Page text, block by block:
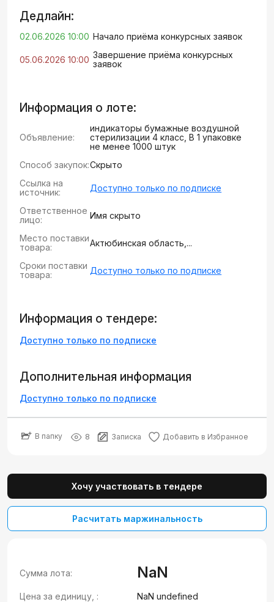
Дедлайн:
02.06.2026 10:00 Начало приёма конкурсных заявок
05.06.2026 10:00 Завершение приёма конкурсных
заявок
Информация о лоте:
Объявление:
индикаторы бумажные воздушной
стерилизации 4 класс, В 1 упаковке
не менее 1000 штук
Способ закупок:Скрыто
Ссылка на
источник:
Доступно только по подписке
Ответственное
лицо:
Имя скрыто
Место поставки
товара:
Актюбинская область,...
Сроки поставки
товара:
Доступно только по подписке
Информация о тендере:
Доступно только по подписке
Дополнительная информация
Доступно только по подписке
В папку 8 Записка Добавить в Избранное
Хочу участвовать в тендере
Расчитать маржинальность
Сумма лота: NaN
Цена за единицу, : NaN undefined